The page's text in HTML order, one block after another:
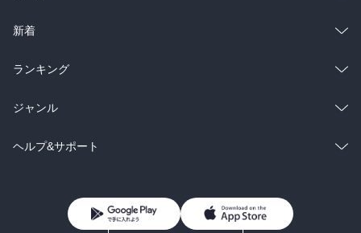
ラノベ
雑誌・グラビア
BL・TL
総合
ラノベ
雑誌・グラビア
BL・TL
新着
総合
ラノベ
雑誌・グラビア
ランキング
総合
ラノベ
ジャンル
コミック
ライトノベル 男子向けラノベ
ヘルプ&サポート
よくあるご質問 お問い合わせ